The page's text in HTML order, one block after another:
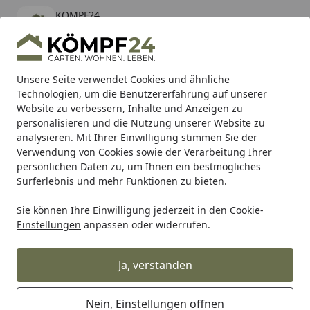
Unsere Seite verwendet Cookies und ähnliche
Technologien, um die Benutzererfahrung auf unserer
Website zu verbessern, Inhalte und Anzeigen zu
personalisieren und die Nutzung unserer Website zu
analysieren. Mit Ihrer Einwilligung stimmen Sie der
Verwendung von Cookies sowie der Verarbeitung Ihrer
persönlichen Daten zu, um Ihnen ein bestmögliches
Surferlebnis und mehr Funktionen zu bieten.
Sie können Ihre Einwilligung jederzeit in den Cookie-
Einstellungen anpassen oder widerrufen.
Ja, verstanden
Nein, Einstellungen öffnen
KÖMPF24
kostenlos - Im App Store
Hotline
Alle Produkte
Mein Konto
Suchen
Karibu Pools inkl. gratis Sandfilteranlage & Pool-
Starterset (Gesamtwert bis 468,99€)
Startseite
Grill Weber KONTROLLKNOPF GENESIS SILVER/PLATINUM
Weber KONTROLLKNOPF GENESIS
SILVER/PLATINUM B/C (87127)